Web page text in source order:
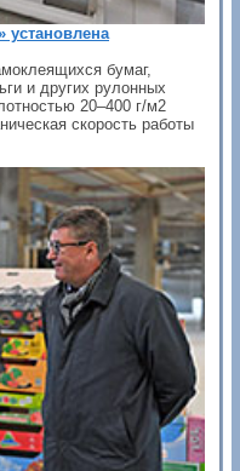
установлена
бумаг,
и других рулонных
20–400 г/м2
скорость работы